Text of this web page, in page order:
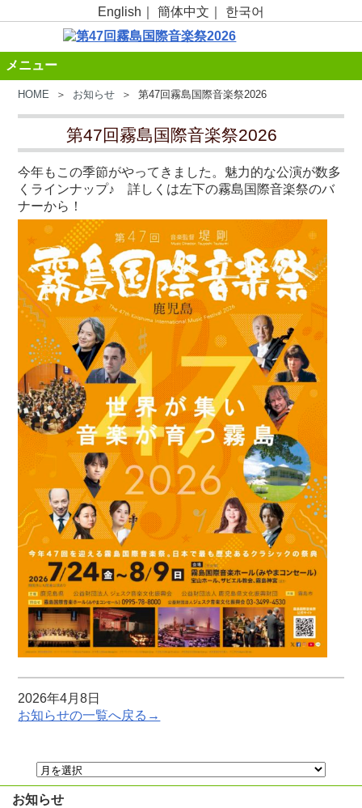
English 簡体中文 한국어
メニュー
HOME ＞ お知らせ ＞ 第47回霧島国際音楽祭2026
第47回霧島国際音楽祭2026
今年もこの季節がやってきました。魅力的な公演が数多
くラインナップ♪ 詳しくは左下の霧島国際音楽祭のバ
ナーから！
2026年4月8日
お知らせの一覧へ戻る→
お知らせ